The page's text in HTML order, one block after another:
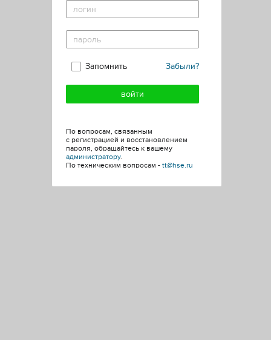
Забыли?
Запомнить
По вопросам, связанным
с регистрацией и восстановлением
пароля, обращайтесь к вашему
администратору.
По техническим вопросам - tt@hse.ru